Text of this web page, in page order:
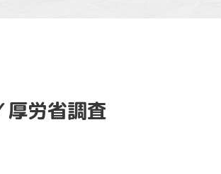
厚労省調査